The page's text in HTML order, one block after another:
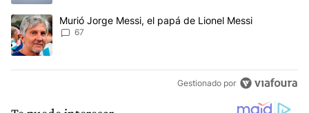
Un artículo de tendencia con el título "Murió Jorge Messi, el
Murió Jorge Messi, el papá de Lionel Messi
67
Gestionado por